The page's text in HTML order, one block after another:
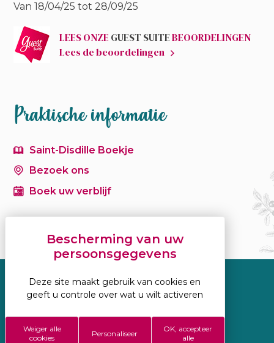
Van 18/04/25 tot 28/09/25
LEES ONZE GUEST SUITEBEOORDELINGEN
Lees de beoordelingen
Praktische informatie
Saint-Disdille Boekje
Bezoek ons
Boek uw verblijf
Geregisseerd door Koredge
Wettelijke vermeldingen
ALGEMENE VERKOOPSVOORWAARDEN
Deze site maakt gebruik van cookies en
geeft u controle over wat u wilt activeren
OK, accepteer
alle
Weiger alle
cookies
Personaliseer